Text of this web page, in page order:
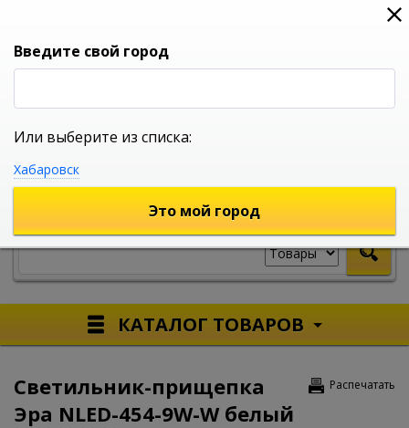
0
УНИВЕРСАЛЬНЫЙ ИНТЕРНЕТ МАГАЗИН
КАТАЛОГ ТОВАРОВ
Распечатать
Светильник-прищепка
Эра NLED-454-9W-W белый
Введите свой город
Или выберите из списка:
Хабаровск
Это мой город